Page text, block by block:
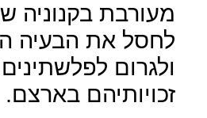
מעורבת בקנוניה
לחסל את הבעיה
ולגרום
זכויותיהם בארצם.